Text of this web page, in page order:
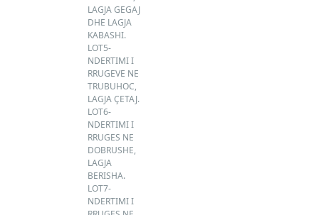
LAGJA GEGAJ
DHE LAGJA
KABASHI.
LOT5-
NDERTIMI I
RRUGEVE NE
TRUBUHOC,
LAGJA ÇETAJ.
LOT6-
NDERTIMI I
RRUGES NE
DOBRUSHE,
LAGJA
BERISHA.
LOT7-
NDERTIMI I